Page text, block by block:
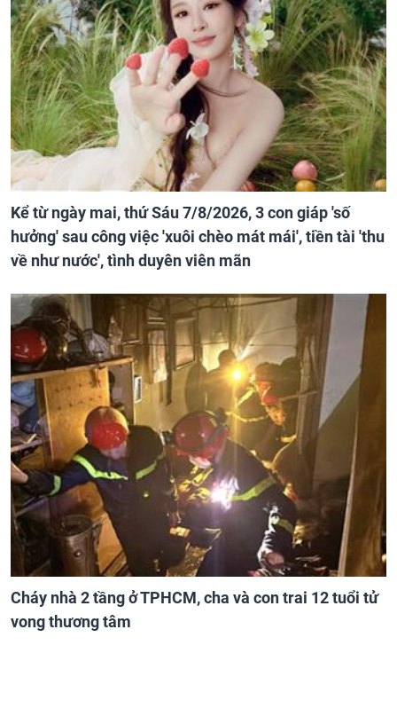
Kể từ ngày mai, thứ Sáu 7/8/2026, 3 con giáp 'số
hưởng' sau công việc 'xuôi chèo mát mái', tiền tài 'thu
về như nước', tình duyên viên mãn
Cháy nhà 2 tầng ở TPHCM, cha và con trai 12 tuổi tử
vong thương tâm